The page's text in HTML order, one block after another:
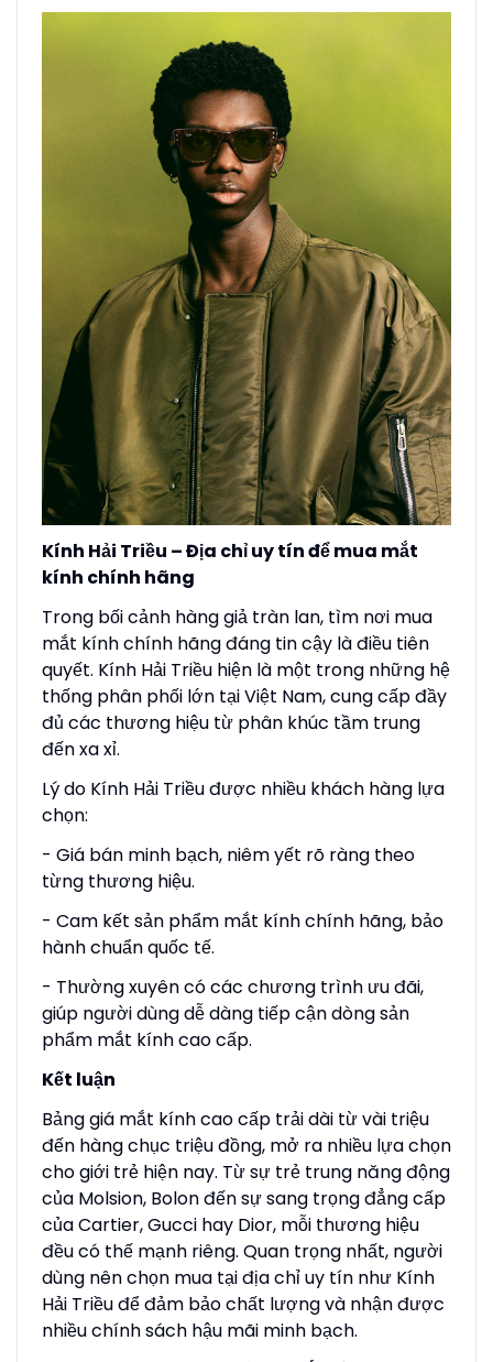
Kính Hải Triều – Địa chỉ uy tín để mua mắt
kính chính hãng
Trong bối cảnh hàng giả tràn lan, tìm nơi mua
mắt kính chính hãng đáng tin cậy là điều tiên
quyết. Kính Hải Triều hiện là một trong những hệ
thống phân phối lớn tại Việt Nam, cung cấp đầy
đủ các thương hiệu từ phân khúc tầm trung
đến xa xỉ.
Lý do Kính Hải Triều được nhiều khách hàng lựa
chọn:
- Giá bán minh bạch, niêm yết rõ ràng theo
từng thương hiệu.
- Cam kết sản phẩm mắt kính chính hãng, bảo
hành chuẩn quốc tế.
- Thường xuyên có các chương trình ưu đãi,
giúp người dùng dễ dàng tiếp cận dòng sản
phẩm mắt kính cao cấp.
Kết luận
Bảng giá mắt kính cao cấp trải dài từ vài triệu
đến hàng chục triệu đồng, mở ra nhiều lựa chọn
cho giới trẻ hiện nay. Từ sự trẻ trung năng động
của Molsion, Bolon đến sự sang trọng đẳng cấp
của Cartier, Gucci hay Dior, mỗi thương hiệu
đều có thế mạnh riêng. Quan trọng nhất, người
dùng nên chọn mua tại địa chỉ uy tín như Kính
Hải Triều để đảm bảo chất lượng và nhận được
nhiều chính sách hậu mãi minh bạch.